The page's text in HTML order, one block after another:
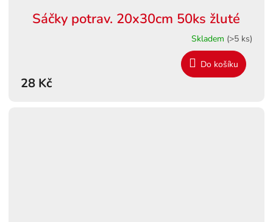
Sáčky potrav. 20x30cm 50ks žluté
Skladem (>5 ks)
28 Kč
Do košíku